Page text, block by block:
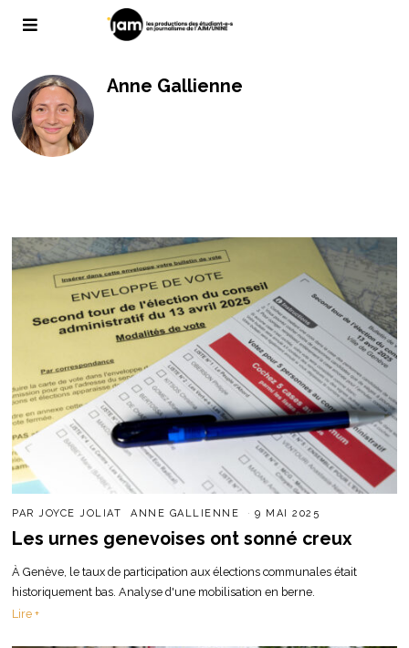
Anne Gallienne
PARJOYCE JOLIAT ANNE GALLIENNE 9 MAI 2025
Les urnes genevoises ont sonné creux
À Genève, le taux de participation aux élections communales était
historiquement bas. Analyse d'une mobilisation en berne.
Lire +